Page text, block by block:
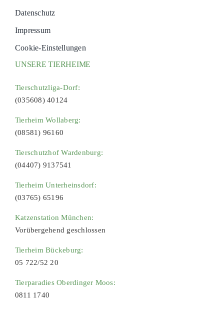
Datenschutz
Impressum
Cookie-Einstellungen
UNSERE TIERHEIME
Tierschutzliga-Dorf:
(035608) 40124
Tierheim Wollaberg:
(08581) 96160
Tierschutzhof Wardenburg:
(04407) 9137541
Tierheim Unterheinsdorf:
(03765) 65196
Katzenstation München:
Vorübergehend geschlossen
Tierheim Bückeburg:
05 722/52 20
Tierparadies Oberdinger Moos:
0811 1740